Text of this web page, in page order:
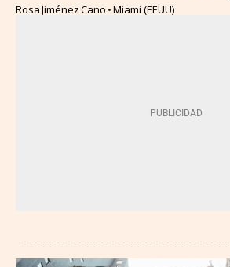
Rosa Jiménez Cano Miami (EEUU)